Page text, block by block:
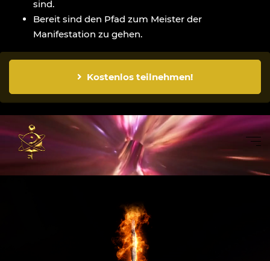
sind.
Bereit sind den Pfad zum Meister der
Manifestation zu gehen.
Kostenlos teilnehmen!